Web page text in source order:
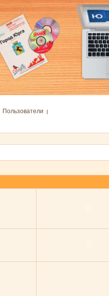
Пользователи |